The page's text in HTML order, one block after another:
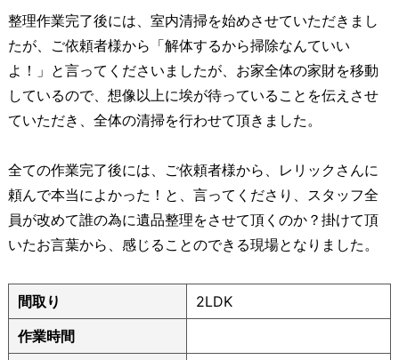
整理作業完了後には、室内清掃を始めさせていただきまし
たが、ご依頼者様から「解体するから掃除なんていい
よ！」と言ってくださいましたが、お家全体の家財を移動
しているので、想像以上に埃が待っていることを伝えさせ
ていただき、全体の清掃を行わせて頂きました。
全ての作業完了後には、ご依頼者様から、レリックさんに
頼んで本当によかった！と、言ってくださり、スタッフ全
員が改めて誰の為に遺品整理をさせて頂くのか？掛けて頂
いたお言葉から、感じることのできる現場となりました。
間取り
2LDK
作業時間